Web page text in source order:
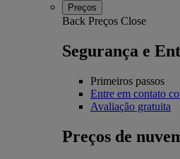
Preços
Back Preços Close
Segurança e
Primeiros passos
Entre em contato
Avaliação gratuita
Preços de